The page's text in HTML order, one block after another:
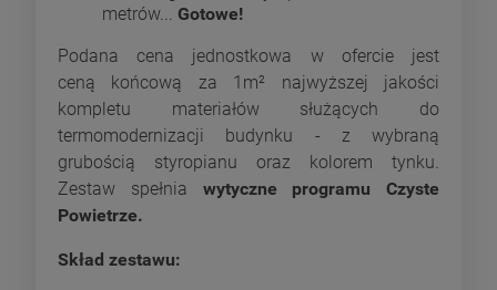
metrów... Gotowe!
Podana cena jednostkowa w ofercie jest
ceną końcową za 1m² najwyższej jakości
kompletu materiałów służących do
termomodernizacji budynku - z wybraną
grubością styropianu oraz kolorem tynku.
Zestaw spełnia wytyczne programu Czyste
Powietrze.
Skład zestawu: